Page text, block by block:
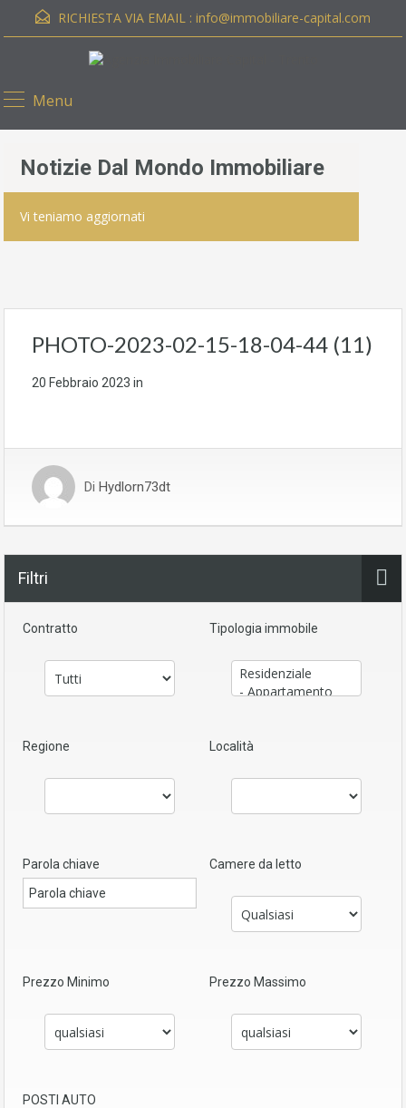
RICHIESTA VIA EMAIL : info@immobiliare-capital.com
Menu
Notizie Dal Mondo Immobiliare
Vi teniamo aggiornati
PHOTO-2023-02-15-18-04-44 (11)
20 Febbraio 2023 in
Di Hydlorn73dt
Filtri
Contratto Tipologia immobile
Regione Località
Parola chiave Camere da letto
Prezzo Minimo Prezzo Massimo
POSTI AUTO